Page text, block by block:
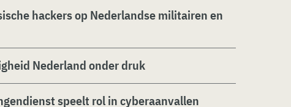
hackers op Nederlandse militairen en
Nederland onder druk
speelt rol in cyberaanvallen